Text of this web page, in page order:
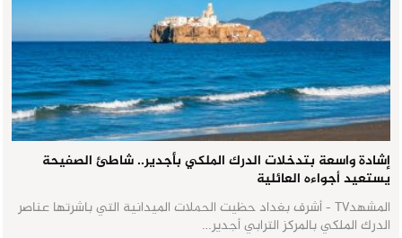
إشادة واسعة بتدخلات الدرك الملكي بأجدير.. شاطئ الصفيحة
يستعيد أجواءه العائلية
المشهدTV - أشرف بغداد حظيت الحملات الميدانية التي باشرتها عناصر
الدرك الملكي بالمركز الترابي أجدير…